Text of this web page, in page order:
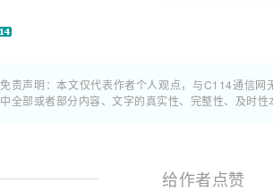
免责声明：本文仅代表作者个人观点，与C114通信
中全部或者部分内容、文字的真实性、完整性、及时
给作者点赞